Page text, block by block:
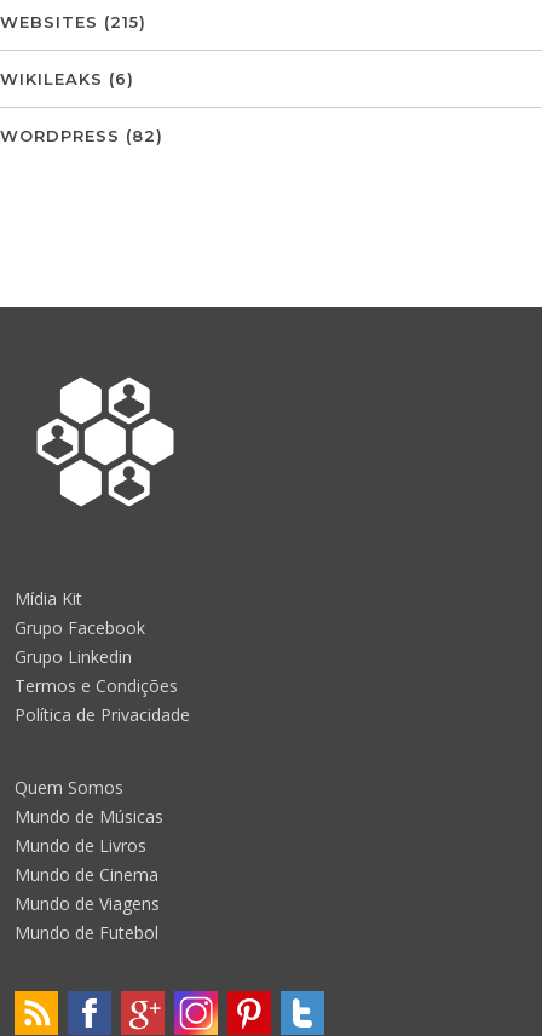
WEBSITES (215)
WIKILEAKS (6)
WORDPRESS (82)
Mídia Kit
Grupo Facebook
Grupo Linkedin
Termos e Condições
Política de Privacidade
Quem Somos
Mundo de Músicas
Mundo de Livros
Mundo de Cinema
Mundo de Viagens
Mundo de Futebol